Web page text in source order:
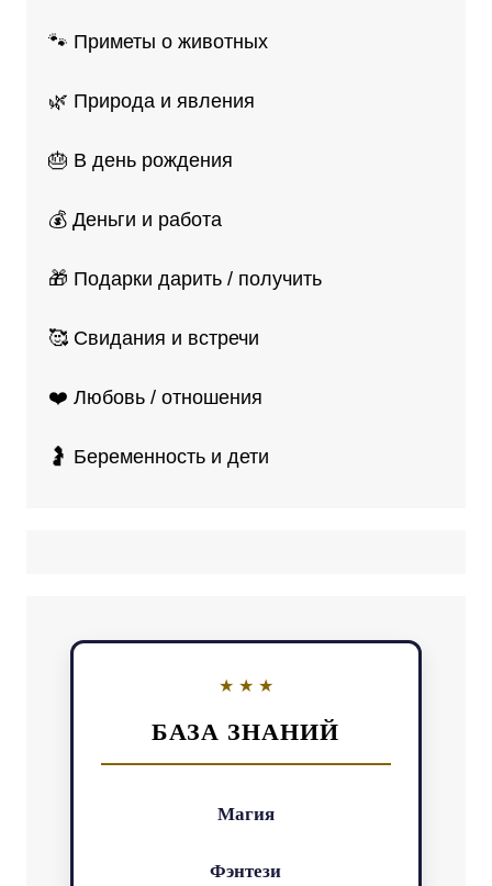
🐾 Приметы о животных
🌿 Природа и явления
🎂 В день рождения
💰 Деньги и работа
🎁 Подарки дарить / получить
🥰 Свидания и встречи
❤️ Любовь / отношения
🤰 Беременность и дети
БАЗА ЗНАНИЙ
Магия
Фэнтези